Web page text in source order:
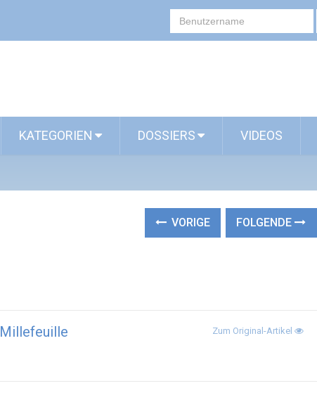
KATEGORIEN DOSSIERS VIDEOS
VORIGE FOLGENDE
Millefeuille Zum Original-Artikel